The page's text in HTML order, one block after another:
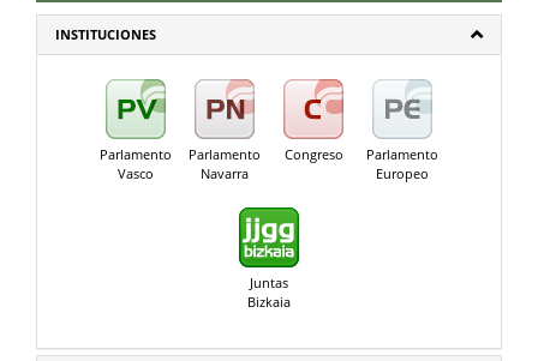
INSTITUCIONES
Parlamento
Vasco
Parlamento
Navarra
Congreso
Parlamento
Europeo
Juntas
Bizkaia